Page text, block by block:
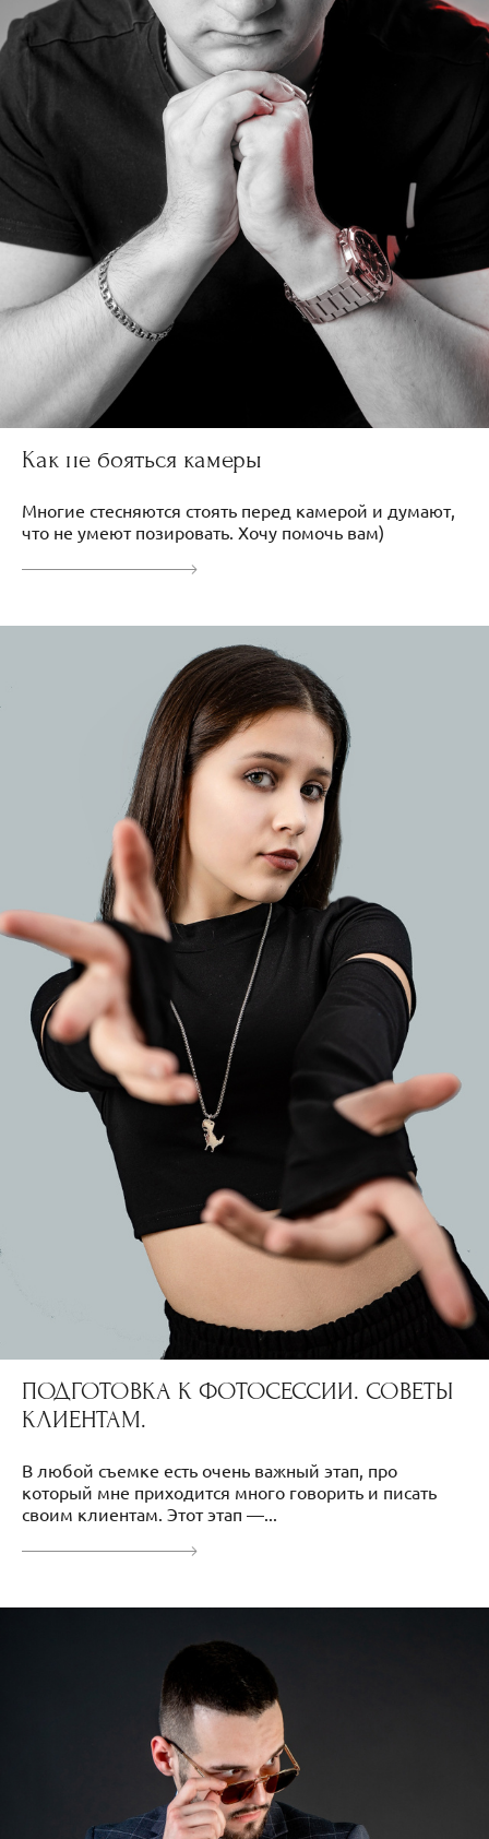
Как не бояться камеры
Многие стесняются стоять перед камерой и думают,
что не умеют позировать. Хочу помочь вам)
ПОДГОТОВКА К ФОТОСЕССИИ. СОВЕТЫ
КЛИЕНТАМ.
В любой съемке есть очень важный этап, про
который мне приходится много говорить и писать
своим клиентам. Этот этап —...